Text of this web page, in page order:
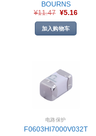
BOURNS
¥11.47 ¥5.16
加入购物车
电路保护
F0603HI7000V032T